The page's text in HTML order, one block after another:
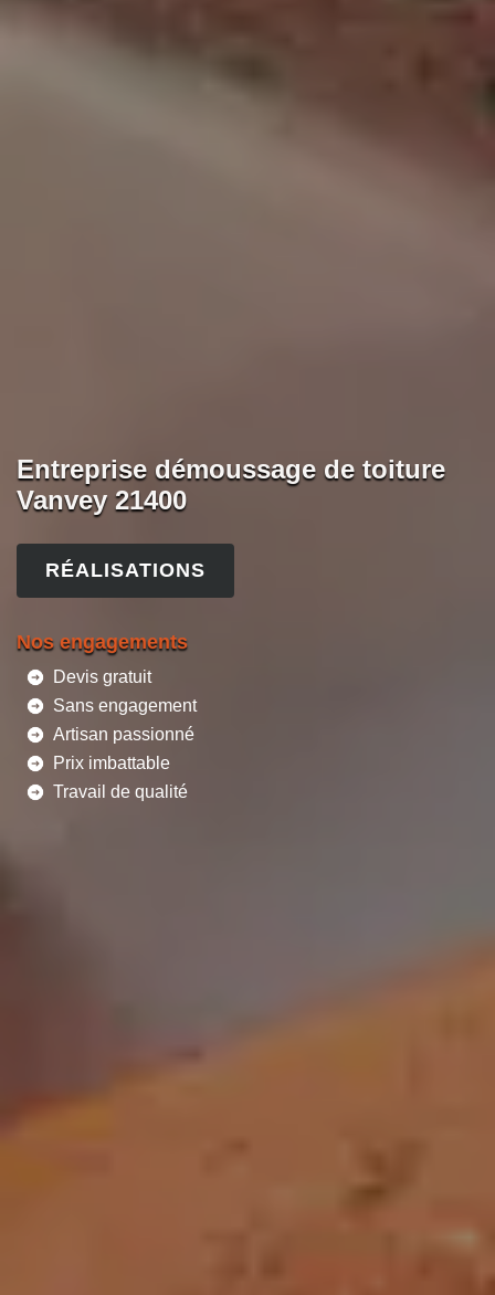
Entreprise démoussage de toiture
Vanvey 21400
RÉALISATIONS
Nos engagements
Devis gratuit
Sans engagement
Artisan passionné
Prix imbattable
Travail de qualité